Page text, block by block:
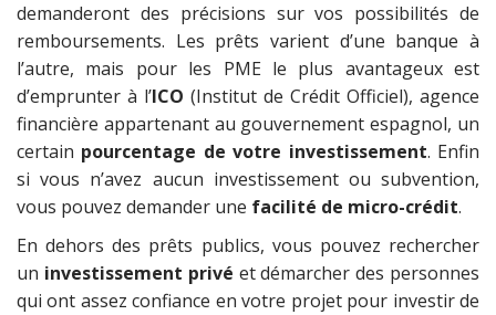
demanderont des précisions sur vos possibilités de
remboursements. Les prêts varient d’une banque à
l’autre, mais pour les PME le plus avantageux est
d’emprunter à l’ICO (Institut de Crédit Officiel), agence
financière appartenant au gouvernement espagnol, un
certain pourcentage de votre investissement. Enfin
si vous n’avez aucun investissement ou subvention,
vous pouvez demander une facilité de micro-crédit.
En dehors des prêts publics, vous pouvez rechercher
un investissement privé et démarcher des personnes
qui ont assez confiance en votre projet pour investir de